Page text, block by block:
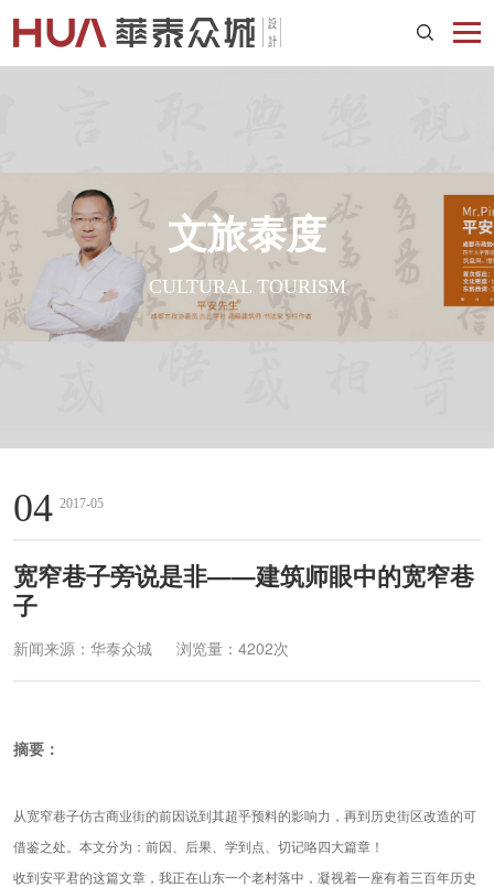
文旅泰度
CULTURAL TOURISM
04 2017-05
宽窄巷子旁说是非——建筑师眼中的宽窄巷
子
新闻来源：华泰众城 浏览量：4202次
摘要：
从宽窄巷子仿古商业街的前因说到其超乎预料的影响力，再到历史街区改造的可
借鉴之处。本文分为：前因、后果、学到点、切记咯四大篇章！
收到安平君的这篇文章，我正在山东一个老村落中，凝视着一座有着三百年历史